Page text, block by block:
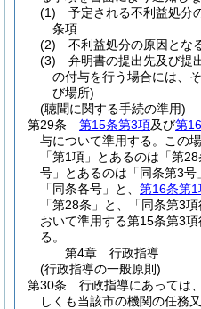
(1)
予定される不利益処分
条項
(2)
不利益処分の原因とな
(3)
弁明書の提出先及び提
の付与を行う場合には、
び場所)
(聴聞に関する手続の準用)
第29条
第15条第3項及び第
与について準用する。
この
「第1項」とあるのは「第
号」とあるのは「同条第3
「同条各号」と、 第16条第1
「第28条」と、「同条第3
おいて準用する第15条第3
る。
第4章
行政指導
(行政指導の一般原則)
第30条
行政指導にあっては
しくも当該市の機関の任務